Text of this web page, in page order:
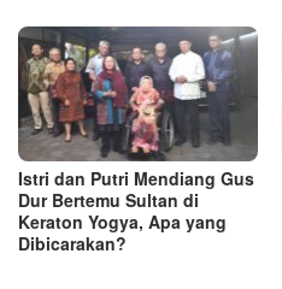
Istri dan Putri Mendiang Gus
Dur Bertemu Sultan di
Keraton Yogya, Apa yang
Dibicarakan?